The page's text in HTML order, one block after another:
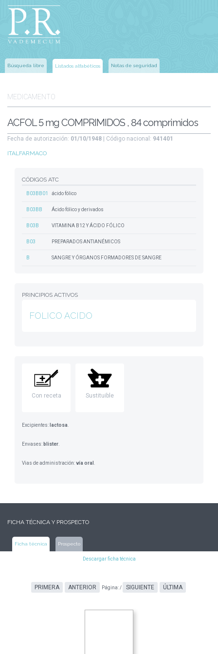
Búsqueda libre Listados alfabéticos Notas de seguridad
MEDICAMENTO
ACFOL 5 mg COMPRIMIDOS , 84 comprimidos
Fecha de autorización: 01/10/1948 | Código nacional: 941401
ITALFARMACO
CÓDIGOS ATC
B03BB01 ácido fólico
B03BB Ácido fólico y derivados
B03B VITAMINA B12 Y ÁCIDO FÓLICO
B03 PREPARADOS ANTIANÉMICOS
B SANGRE Y ÓRGANOS FORMADORES DE SANGRE
PRINCIPIOS ACTIVOS
FOLICO ACIDO
Con receta Sustituible
Excipientes: lactosa
Envases: blister
Vias de administración:vía oral
FICHA TÉCNICA Y PROSPECTO
Ficha técnica Prospecto
Descargar ficha técnica
PRIMERA ANTERIOR Página:/ SIGUIENTE ÚLTIMA